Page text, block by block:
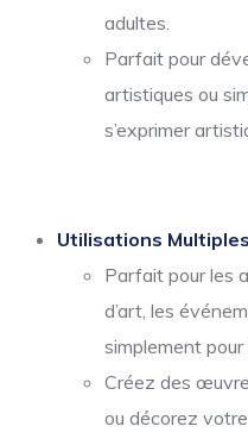
adultes.
Parfait pour
artistiques ou
s’exprimer
Utilisations
Parfait pour les
d’art, les
simplement pour
Créez des
ou décorez